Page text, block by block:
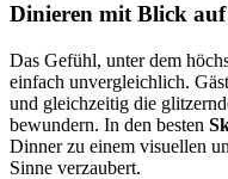
Dinieren mit Blick
Das Gefühl, unter dem
einfach unvergleichlich.
und gleichzeitig die
bewundern. In den besten
Dinner zu einem visuellen
Sinne verzaubert.